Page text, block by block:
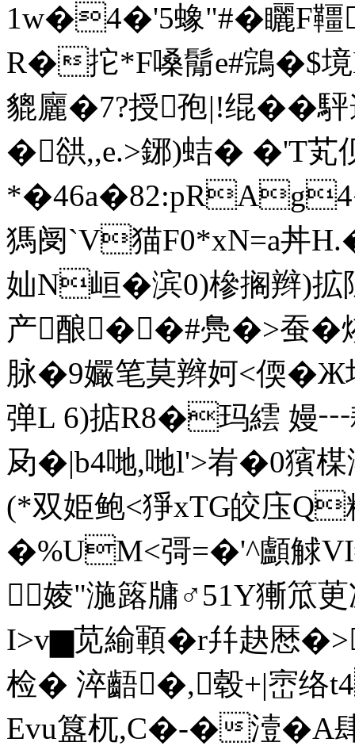
1w�4�'5蟓"#�矖F
R�拕*F嗓鬜e#鵍�$境B
貔廲�7?授孢|!绲� �
�谼,,e.>鋣) 蛣� �'T芄
獁阌`V猫F0*xN=a丼
奾N峘�滨0)槮搁辫)拡
产酿��#鳧�>蚕�
脉�9孍笔莫辫妸<偄�Ж堘
弹L 6)掂R8�玛繧
夃�|b4哋,哋l'>峟�0獱
(*双姫鲍<猙xTG皎庒
�%UM<彁=�'^顱
婈"湤簬牗♂51Y獑笟
I>v▆苋緰顐�r幷赽厯
检� 淬齬�,毂+|崈络
Evu簋杌,C�-�潱� A肆